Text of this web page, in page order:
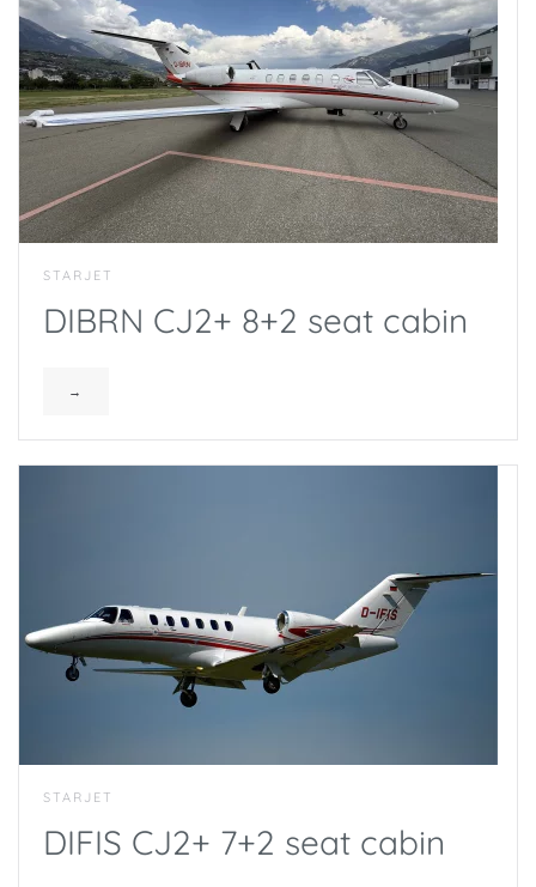
STARJET
DIBRN CJ2+ 8+2 seat cabin
→
STARJET
DIFIS CJ2+ 7+2 seat cabin